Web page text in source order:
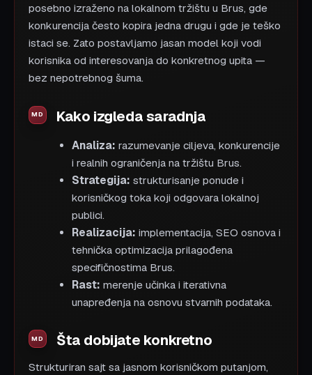
posebno izraženo na lokalnom tržištu u Brus, gde
konkurencija često kopira jedna drugu i gde je teško
istaci se. Zato postavljamo jasan model koji vodi
korisnika od interesovanja do konkretnog upita —
bez nepotrebnog šuma.
Kako izgleda saradnja
Analiza: razumevanje ciljeva, konkurencije
i realnih ograničenja na tržištu Brus.
Strategija: strukturisanje ponude i
korisničkog toka koji odgovara lokalnoj
publici.
Realizacija: implementacija, SEO osnova i
tehnička optimizacija prilagođena
specifičnostima Brus.
Rast: merenje učinka i iterativna
unapređenja na osnovu stvarnih podataka.
Šta dobijate konkretno
Strukturiran sajt sa jasnom korisničkom putanjom,